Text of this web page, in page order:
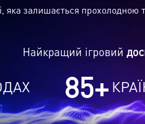
яка залишається
Найкращий ігровий
85+